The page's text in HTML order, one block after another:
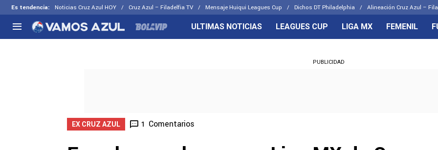
Es tendencia: Noticias Cruz Azul HOY Cruz Azul – Filadelfia TV Mensaje Huiqui Leagues Cup Dichos DT Philadelphia Alineación Cruz Azul –
Selección Mexicana
CELESTES
ULTIMAS NOTICIAS LEAGUES CUP LIGA MX FEMENIL
PUBLICIDAD
EX CRUZ AZUL 1 Comentarios